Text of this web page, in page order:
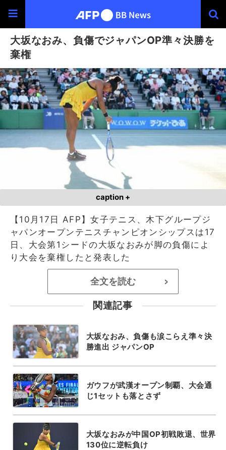
大坂なおみ、負傷でジャパンOP準々決勝を
棄権
caption +
【10月17日 AFP】女子テニス、木下グループジ
ャパンオープンテニスチャンピオンシップスは17
日、大会第1シードの大坂なおみが脚の負傷によ
り大会を棄権したと発表した
全文を読む >
関連記事
大坂なおみ、負傷も涙こらえ準々決
勝進出 ジャパンOP
ガウフが武漢オープン制覇、大会通
じ1セットも落とさず
大坂なおみが中国OP初戦敗退、世界
130位に逆転負け